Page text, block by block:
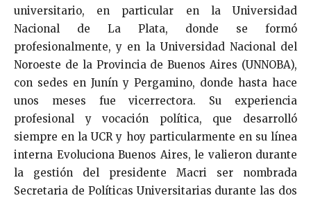
universitario, en particular en la Universidad
Nacional de La Plata, donde se formó
profesionalmente, y en la Universidad Nacional del
Noroeste de la Provincia de Buenos Aires (UNNOBA),
con sedes en Junín y Pergamino, donde hasta hace
unos meses fue vicerrectora. Su experiencia
profesional y vocación política, que desarrolló
siempre en la UCR y hoy particularmente en su línea
interna Evoluciona Buenos Aires, le valieron durante
la gestión del presidente Macri ser nombrada
Secretaria de Políticas Universitarias durante las dos